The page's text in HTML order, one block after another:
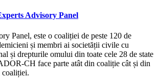
Advisory Panel
Panel, este o coaliției de peste 120 de
și membri ai societății civile cu
și drepturile omului din toate cele 28 de state
CH face parte atât din coaliție cât și din